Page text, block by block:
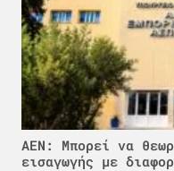
ΑΕΝ: Μπορεί να
εισαγωγής με